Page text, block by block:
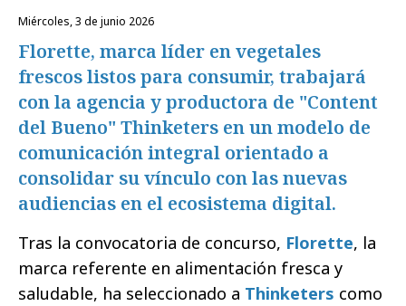
miércoles, 3 de junio 2026
Florette, marca líder en vegetales
frescos listos para consumir, trabajará
con la agencia y productora de "Content
del Bueno" Thinketers en un modelo de
comunicación integral orientado a
consolidar su vínculo con las nuevas
audiencias en el ecosistema digital.
Tras la convocatoria de concurso, Florette, la
marca referente en alimentación fresca y
saludable, ha seleccionado a Thinketers como